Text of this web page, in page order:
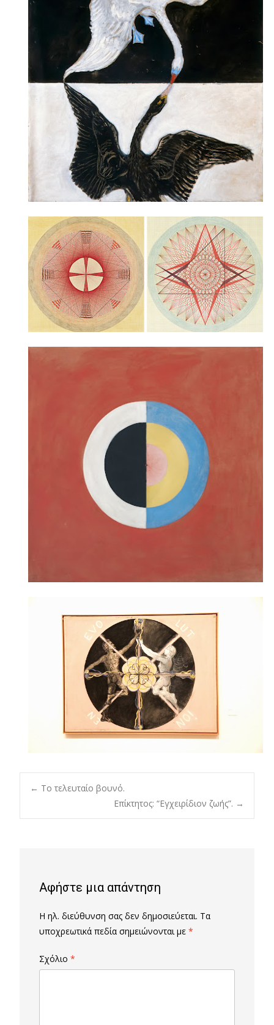
Post
← Το τελευταίο βουνό.
Επίκτητος: “Εγχειρίδιον ζωής”. →
Αφήστε μια απάντηση
Η ηλ. διεύθυνση σας δεν δημοσιεύεται. Τα
υποχρεωτικά πεδία σημειώνονται με *
Σχόλιο *